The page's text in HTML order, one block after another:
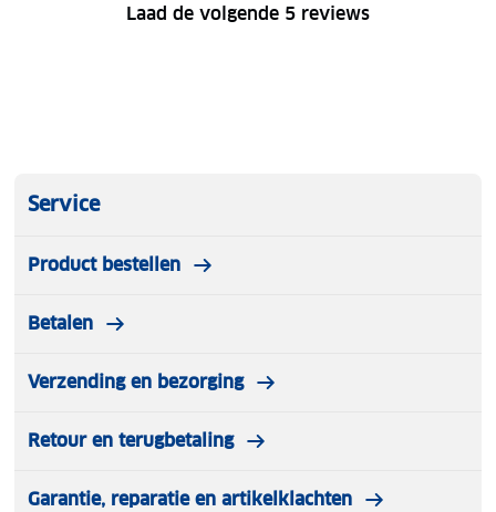
Laad de volgende 5 reviews
Service
Product bestellen
Betalen
Verzending en bezorging
Retour en terugbetaling
Garantie, reparatie en artikelklachten